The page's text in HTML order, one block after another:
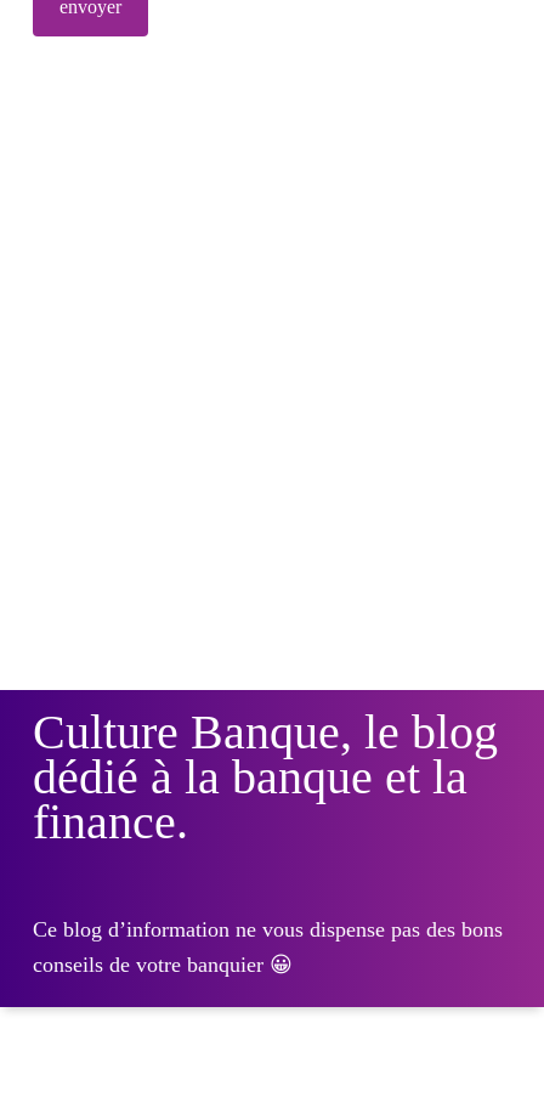
Culture Banque, le blog
dédié à la banque et la
finance.
Ce blog d’information ne vous dispense pas des bons
conseils de votre banquier 😀